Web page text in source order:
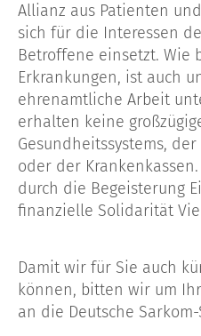
Allianz aus Patienten
sich für die Interessen
Betroffene einsetzt. Wie
Erkrankungen, ist auch
ehrenamtliche Arbeit
erhalten keine
Gesundheitssystems,
oder der
durch die Begeisterung
finanzielle Solidarität
Damit wir für Sie auch
können, bitten wir um
an die Deutsche